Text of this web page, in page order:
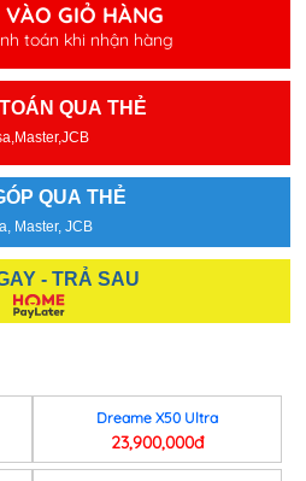
GIỎ HÀNG
toán khi nhận hàng
QUA THẺ
QUA THẺ
Master, JCB
- TRẢ SAU
Dreame X50 Ultra
23,900,000đ